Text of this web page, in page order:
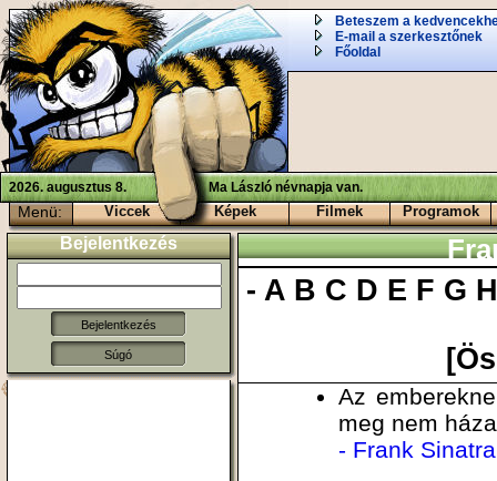
Beteszem a
E-mail a szerkesztőnek
Főoldal
2026. augusztus 8. Ma László névnapja van.
Menü: Viccek Képek Filmek Programok
Bejelentkezés
Súgó
-A B C D E F G
Az
meg nem
- Frank Sinatra